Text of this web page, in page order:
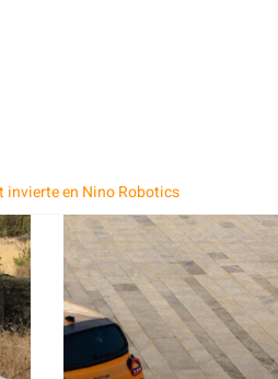
invierte en Nino Robotics